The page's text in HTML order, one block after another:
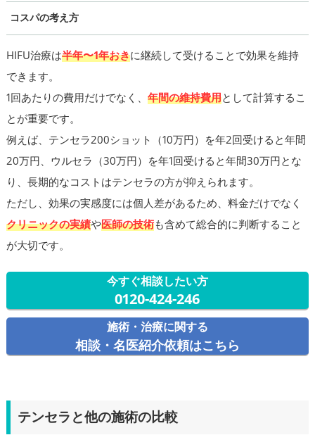
コスパの考え方
HIFU治療は半年〜1年おきに継続して受けることで効果を維持
できます。
1回あたりの費用だけでなく、 年間の維持費用として計算するこ
とが重要です。
例えば、テンセラ200ショット（10万円）を年2回受けると年間
20万円、ウルセラ（30万円）を年1回受けると年間30万円とな
り、長期的なコストはテンセラの方が抑えられます。
ただし、効果の実感度には個人差があるため、料金だけでなく
クリニックの実績や医師の技術も含めて総合的に判断すること
が大切です。
今すぐ相談したい方
0120-424-246
施術・治療に関する
相談・名医紹介依頼はこちら
テンセラと他の施術の比較